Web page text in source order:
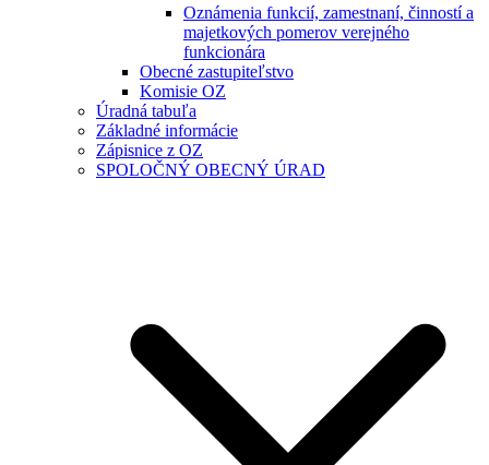
Oznámenia funkcií, zamestnaní, činností a
majetkových pomerov verejného
funkcionára
Obecné zastupiteľstvo
Komisie OZ
Úradná tabuľa
Základné informácie
Zápisnice z OZ
SPOLOČNÝ OBECNÝ ÚRAD